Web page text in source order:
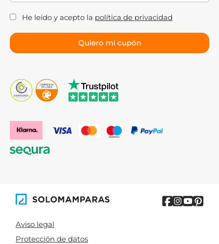
He leído y acepto la política de privacidad
Aviso legal
Protección de datos